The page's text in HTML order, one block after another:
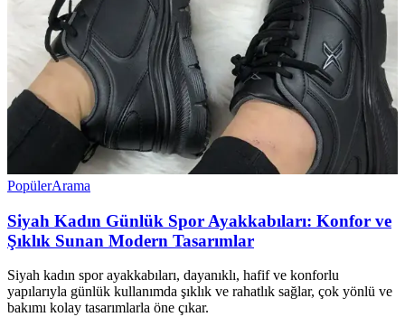
PopülerArama
Siyah Kadın Günlük Spor Ayakkabıları: Konfor ve
Şıklık Sunan Modern Tasarımlar
Siyah kadın spor ayakkabıları, dayanıklı, hafif ve konforlu
yapılarıyla günlük kullanımda şıklık ve rahatlık sağlar, çok yönlü ve
bakımı kolay tasarımlarla öne çıkar.